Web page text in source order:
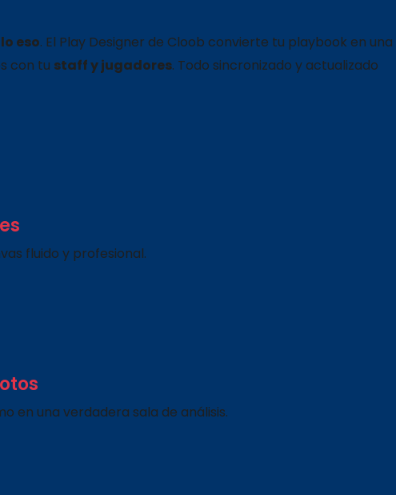
eso. El Play Designer de Cloob convierte tu playbook en una
con tu staff y jugadores. Todo sincronizado y actualizado
fluido y profesional.
en una verdadera sala de análisis.